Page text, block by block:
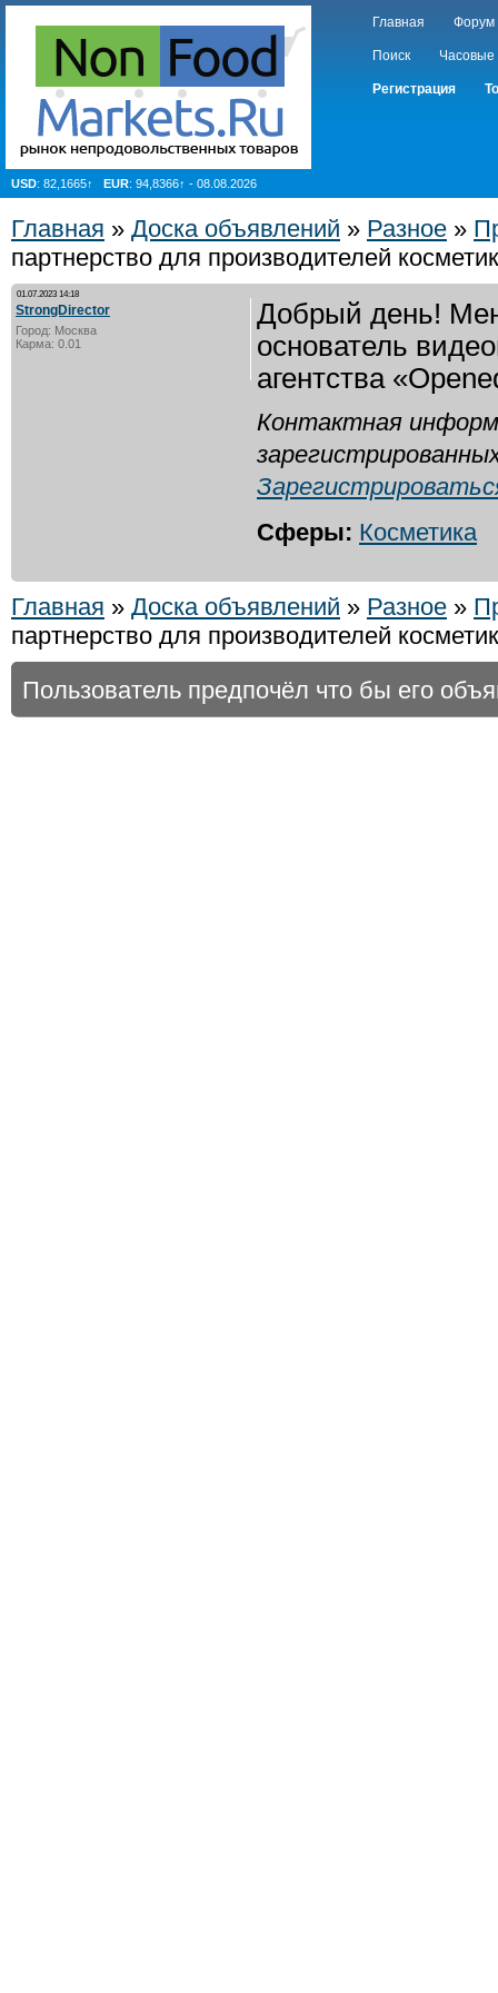
Главная Форум
Поиск Часовые
Регистрация
USD: 82,1665↑ EUR: 94,8366↑ - 08.08.2026
Главная » Доска объявлений » Разное »
партнерство для производителей
01.07.2023 14:18
StrongDirector
Город: Москва
Карма: 0.01
Добрый день!
основатель
агентства
Контактная
Сферы: Косметика
Главная » Доска объявлений » Разное »
партнерство для производителей
Пользователь предпочёл что бы его